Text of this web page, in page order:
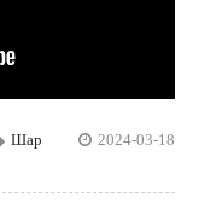
Шар 2024-03-18